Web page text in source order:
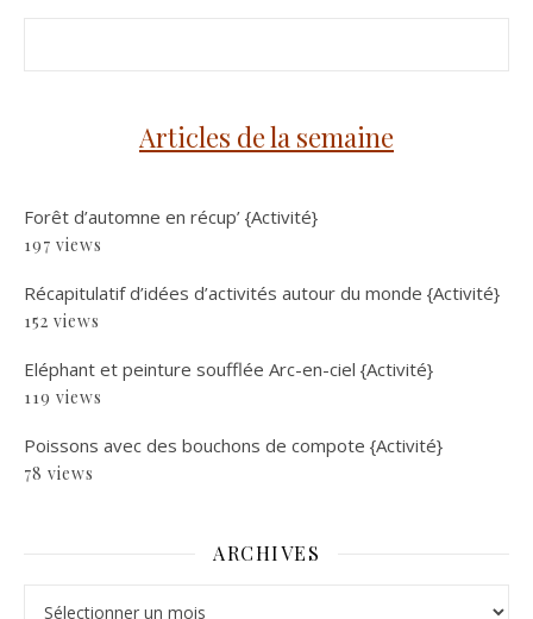
Articles de la semaine
Forêt d’automne en récup’ {Activité}
197 views
Récapitulatif d’idées d’activités autour du monde {Activité}
152 views
Eléphant et peinture soufflée Arc-en-ciel {Activité}
119 views
Poissons avec des bouchons de compote {Activité}
78 views
ARCHIVES